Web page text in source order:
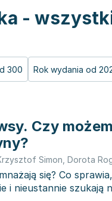
-
300 Rok wydania od
Czy
Simon Dorota Rogowska-
się? Co
i nieustannie szukają